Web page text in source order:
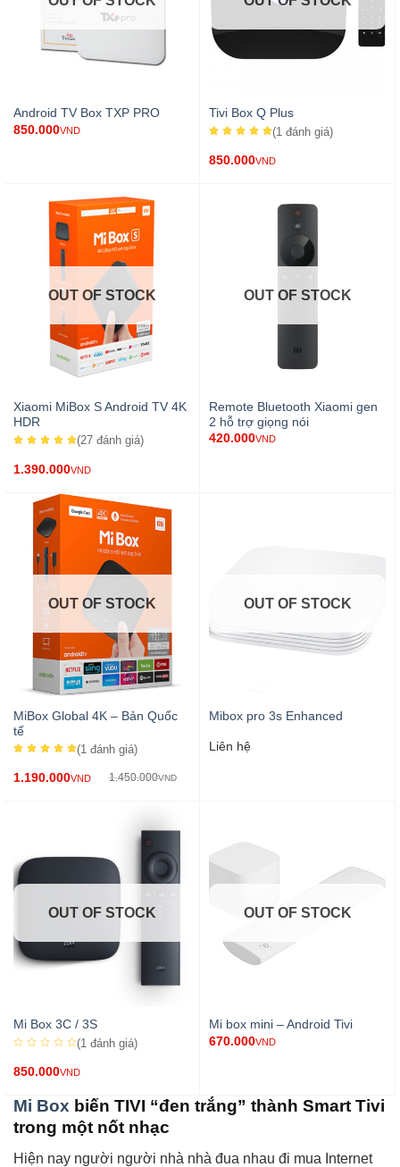
Android TV Box TXP PRO
850.000VND
Tivi Box Q Plus
(1 đánh giá)
850.000VND
OUT OF STOCK
Xiaomi MiBox S Android TV 4K
HDR
(27 đánh giá)
1.390.000VND
OUT OF STOCK
Remote Bluetooth Xiaomi gen
2 hỗ trợ giọng nói
420.000VND
OUT OF STOCK
MiBox Global 4K – Bản Quốc
tế
(1 đánh giá)
1.190.000VND 1.450.000VND
OUT OF STOCK
Mibox pro 3s Enhanced
Liên hệ
OUT OF STOCK
Mi Box 3C / 3S
(1 đánh giá)
850.000VND
OUT OF STOCK
Mi box mini – Android Tivi
670.000VND
Mi Box biến TIVI “đen trắng” thành Smart Tivi
trong một nốt nhạc
Hiện nay người người nhà nhà đua nhau đi mua Internet